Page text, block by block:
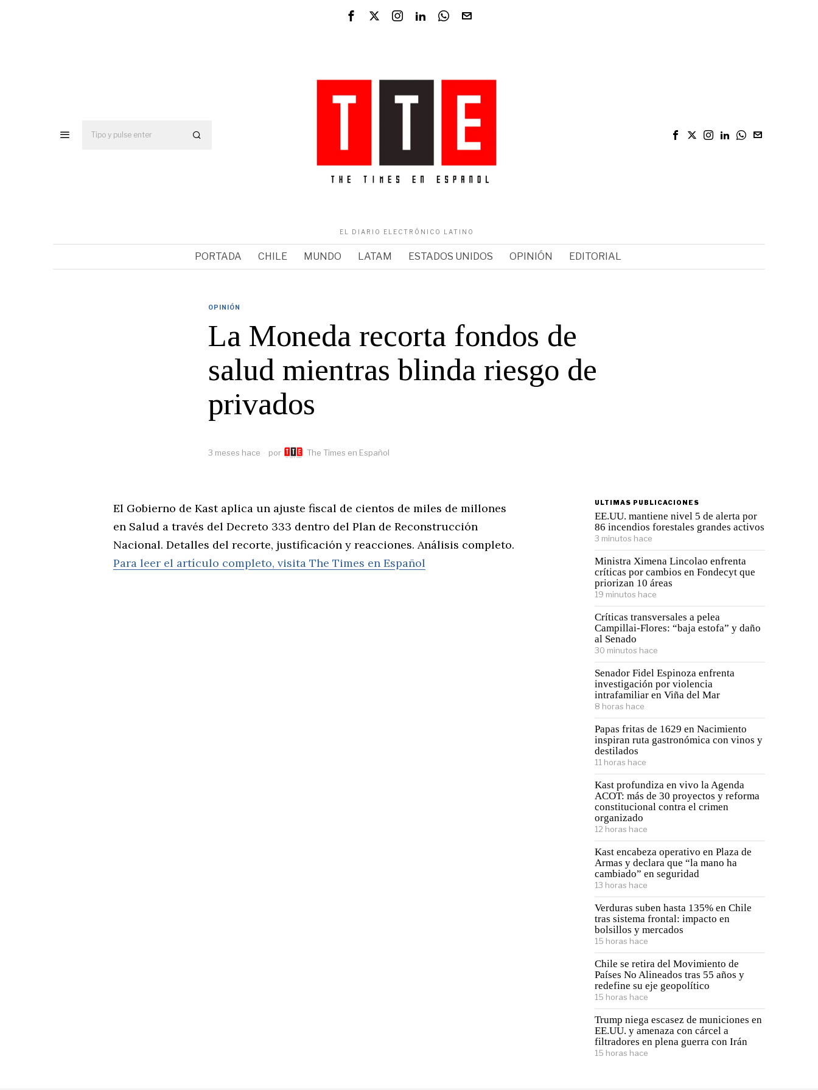
EL DIARIO ELECTRÓNICO LATINO
PORTADA CHILE MUNDO LATAM ESTADOS UNIDOS OPINIÓN EDITORIAL
OPINIÓN
La Moneda recorta fondos de
salud mientras blinda riesgo de
privados
3 meses hace por The Times en Español
El Gobierno de Kast aplica un ajuste fiscal de cientos de miles de millones
en Salud a través del Decreto 333 dentro del Plan de Reconstrucción
Nacional. Detalles del recorte, justificación y reacciones. Análisis completo.
Para leer el artículo completo, visita The Times en Español
ULTIMAS PUBLICACIONES
EE.UU. mantiene nivel 5 de alerta por
86 incendios forestales grandes activos
3 minutos hace
Ministra Ximena Lincolao enfrenta
críticas por cambios en Fondecyt que
priorizan 10 áreas
19 minutos hace
Críticas transversales a pelea
Campillai-Flores: “baja estofa” y daño
al Senado
30 minutos hace
Senador Fidel Espinoza enfrenta
investigación por violencia
intrafamiliar en Viña del Mar
8 horas hace
Papas fritas de 1629 en Nacimiento
inspiran ruta gastronómica con vinos y
destilados
11 horas hace
Kast profundiza en vivo la Agenda
ACOT: más de 30 proyectos y reforma
constitucional contra el crimen
organizado
12 horas hace
Kast encabeza operativo en Plaza de
Armas y declara que “la mano ha
cambiado” en seguridad
13 horas hace
Verduras suben hasta 135% en Chile
tras sistema frontal: impacto en
bolsillos y mercados
15 horas hace
Chile se retira del Movimiento de
Países No Alineados tras 55 años y
redefine su eje geopolítico
15 horas hace
Trump niega escasez de municiones en
EE.UU. y amenaza con cárcel a
filtradores en plena guerra con Irán
15 horas hace